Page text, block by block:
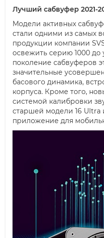
Лучший сабвуфер 2021-
Модели активных
стали одними из самых
продукции компании
освежить серию 1000 до
поколение сабвуферов
значительные
басового динамика,
корпуса. Кроме того,
системой калибровки
старшей модели 16 Ultra
приложение для